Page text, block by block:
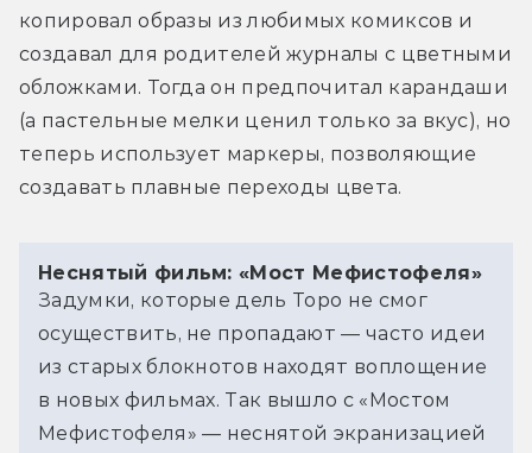
копировал образы из любимых комиксов и
создавал для родителей журналы с цветными
обложками. Тогда он предпочитал карандаши
(а пастельные мелки ценил только за вкус), но
теперь использует маркеры, позволяющие
создавать плавные переходы цвета.
Неснятый фильм: «Мост Мефистофеля»
Задумки, которые дель Торо не смог
осуществить, не пропадают — часто идеи
из старых блокнотов находят воплощение
в новых фильмах. Так вышло с «Мостом
Мефистофеля» — неснятой экранизацией